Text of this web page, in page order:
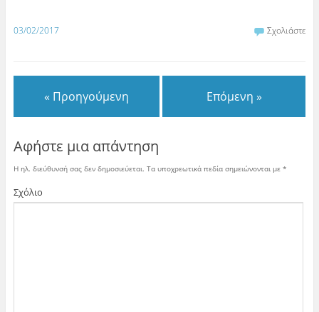
03/02/2017 Σχολιάστε
« Προηγούμενη Επόμενη »
Αφήστε μια απάντηση
Η ηλ. διεύθυνσή σας δεν δημοσιεύεται. Τα υποχρεωτικά πεδία σημειώνονται με *
Σχόλιο